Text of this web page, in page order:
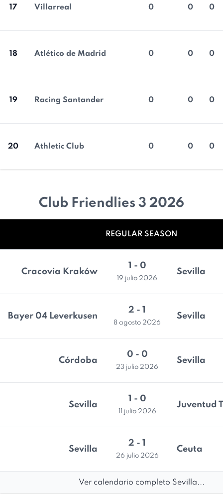
17 Villarreal 0 0 0
18 Atlético de Madrid 0 0 0
19 Racing Santander 0 0 0
20 Athletic Club 0 0 0
Club Friendlies 3 2026
REGULAR SEASON
Cracovia Kraków
1 - 0
19 julio 2026
Sevilla
Bayer 04 Leverkusen
2 - 1
8 agosto 2026
Sevilla
Córdoba
0 - 0
23 julio 2026
Sevilla
Sevilla
1 - 0
11 julio 2026
Juventud
Sevilla
2 - 1
26 julio 2026
Ceuta
Ver calendario completo Sevilla...